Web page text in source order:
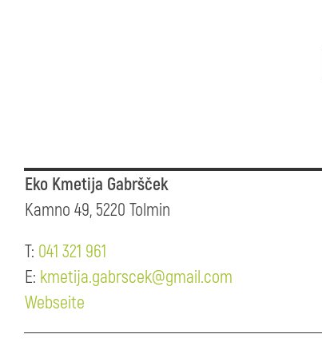
Eko Kmetija Gabršček
Kamno 49, 5220 Tolmin
T: 041 321 961
E: kmetija.gabrscek@gmail.com
Webseite